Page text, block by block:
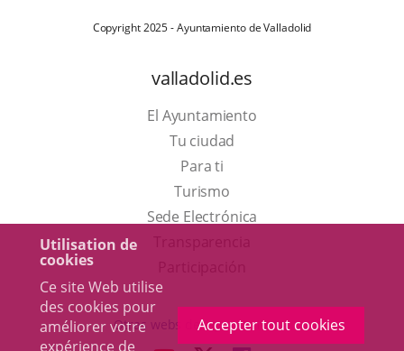
Utilisation de
cookies
Ce site Web utilise
des cookies pour
améliorer votre
expérience de
Accepter tout cookies
Copyright 2025 - Ayuntamiento de Valladolid
valladolid.es
El Ayuntamiento
Tu ciudad
Para ti
TurismoEste
enlace
una
ventana
Sede Electrónica
externa.
Otras webs del ayuntamiento